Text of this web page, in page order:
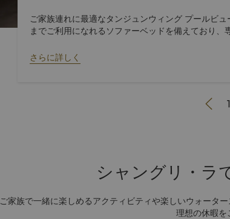
ご家族連れに最適なタンジュンウィング プールビ
までご利用になれるソファーベッドを備えており、
子様それぞれに、アメニティキット、ウェルカムバ
ヒーメーカー「ネスプレッソ」をご利用いただけま
ご宿泊の大人2名様が同伴する12歳未満のお子様2
さらに詳しく
 1
シャングリ・ラ
ご家族で一緒に楽しめるアクティビティや楽しいウォータ
理想の休暇を